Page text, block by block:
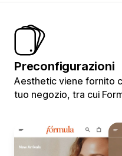
Preconfigurazioni
Aesthetic viene fornito
tuo negozio, tra cui